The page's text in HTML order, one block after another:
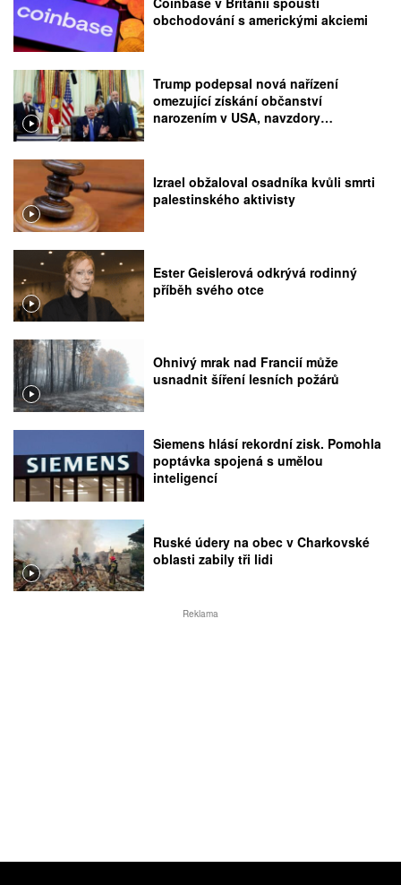
obchodování s americkými akciemi
Trump podepsal nová nařízení
omezující získání občanství
narozením v USA, navzdory
Izrael obžaloval osadníka kvůli smrti
palestinského aktivisty
Ester Geislerová odkrývá rodinný
příběh svého otce
Ohnivý mrak nad Francií může
usnadnit šíření lesních požárů
Siemens hlásí rekordní zisk. Pomohla
poptávka spojená s umělou
inteligencí
Ruské údery na obec v Charkovské
oblasti zabily tři lidi
Reklama